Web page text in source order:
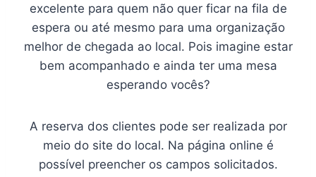
excelente para quem não quer ficar na fila de
espera ou até mesmo para uma organização
melhor de chegada ao local. Pois imagine estar
bem acompanhado e ainda ter uma mesa
esperando vocês?
A reserva dos clientes pode ser realizada por
meio do site do local. Na página online é
possível preencher os campos solicitados.